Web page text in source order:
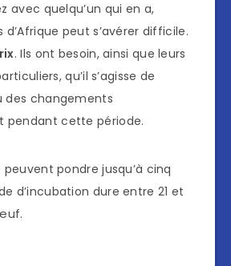
avec quelqu’un qui en a,
d’Afrique peut s’avérer difficile.
. Ils ont besoin, ainsi que leurs
qu’il s’agisse de
des changements
pendant cette période.
peuvent pondre jusqu’à cinq
d’incubation dure entre 21 et